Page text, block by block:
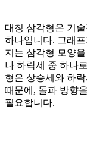
대칭 삼각형은 기
하나입니다. 그래
지는 삼각형 모양
나 하락세 중 하나
형은 상승세와 하
때문에, 돌파 방향
필요합니다.